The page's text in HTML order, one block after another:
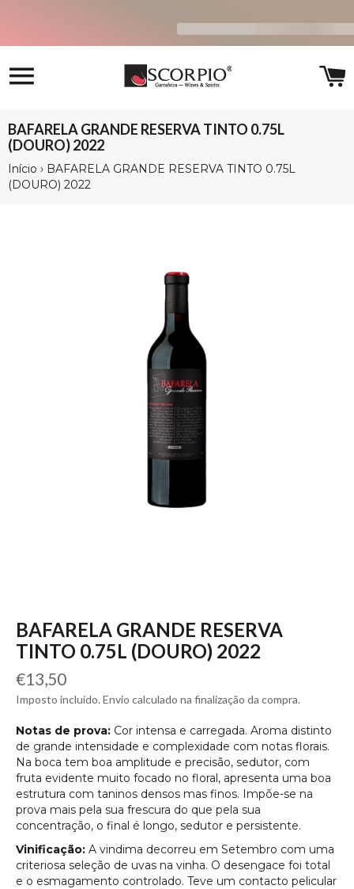
BAFARELA GRANDE RESERVA TINTO 0.75L
(DOURO) 2022
Início › BAFARELA GRANDE RESERVA TINTO 0.75L
(DOURO) 2022
BAFARELA GRANDE RESERVA
TINTO 0.75L (DOURO) 2022
Preço
normal
€13,50
Imposto incluído. Envio calculado na finalização da compra.
Notas de prova: Cor intensa e carregada. Aroma distinto
de grande intensidade e complexidade com notas florais.
Na boca tem boa amplitude e precisão, sedutor, com
fruta evidente muito focado no floral, apresenta uma boa
estrutura com taninos densos mas finos. Impõe-se na
prova mais pela sua frescura do que pela sua
concentração, o final é longo, sedutor e persistente.
Vinificação: A vindima decorreu em Setembro com uma
criteriosa seleção de uvas na vinha. O desengace foi total
e o esmagamento controlado. Teve um contacto pelicular